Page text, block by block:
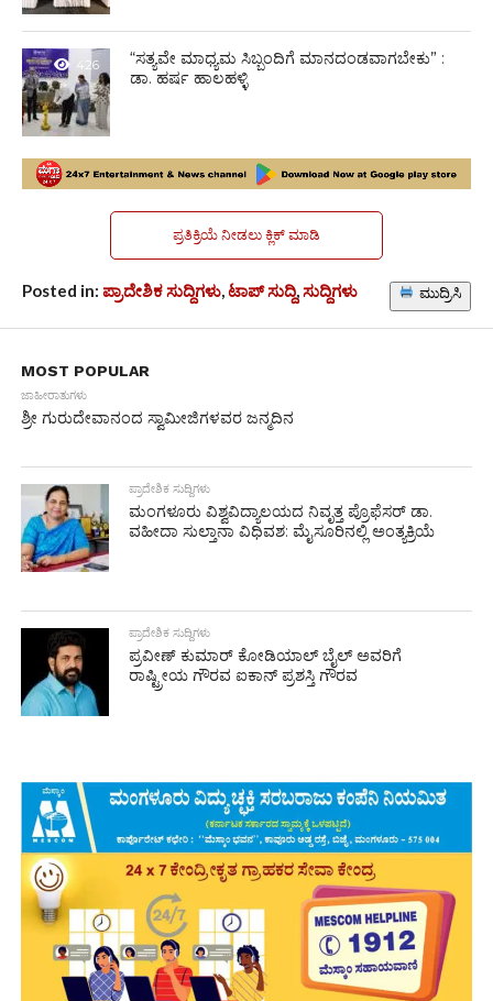
426
“ಸತ್ಯವೇ ಮಾಧ್ಯಮ ಸಿಬ್ಬಂದಿಗೆ ಮಾನದಂಡವಾಗಬೇಕು” :
ಡಾ. ಹರ್ಷ ಹಾಲಹಳ್ಳಿ
ಪ್ರತಿಕ್ರಿಯೆ ನೀಡಲು ಕ್ಲಿಕ್ ಮಾಡಿ
Posted in: ಪ್ರಾದೇಶಿಕ ಸುದ್ದಿಗಳು,ಟಾಪ್ ಸುದ್ದಿ,ಸುದ್ದಿಗಳು ಮುದ್ರಿಸಿ
MOST POPULAR
ಜಾಹೀರಾತುಗಳು
ಶ್ರೀ ಗುರುದೇವಾನಂದ ಸ್ವಾಮೀಜಿಗಳವರ ಜನ್ಮದಿನ
ಪ್ರಾದೇಶಿಕ ಸುದ್ದಿಗಳು
ಮಂಗಳೂರು ವಿಶ್ವವಿದ್ಯಾಲಯದ ನಿವೃತ್ತ ಪ್ರೊಫೆಸರ್ ಡಾ.
ವಹೀದಾ ಸುಲ್ತಾನಾ ವಿಧಿವಶ: ಮೈಸೂರಿನಲ್ಲಿ ಅಂತ್ಯಕ್ರಿಯೆ
ಪ್ರಾದೇಶಿಕ ಸುದ್ದಿಗಳು
ಪ್ರವೀಣ್ ಕುಮಾರ್ ಕೋಡಿಯಾಲ್ ಬೈಲ್ ಅವರಿಗೆ
ರಾಷ್ಟ್ರೀಯ ಗೌರವ ಐಕಾನ್ ಪ್ರಶಸ್ತಿ ಗೌರವ